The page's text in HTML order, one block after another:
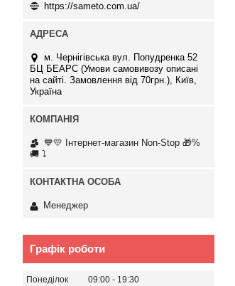
https://sameto.com.ua/
м. Чернігівська вул. Попудренка 52
БЦ БЕАРС (Умови самовивозу описані
на сайті. Замовлення від 70грн.), Київ,
Україна
💙💛 Інтернет-магазин Non-Stop 🎁%
🚚 ⤵
Менеджер
Графік роботи
Понеділок 09:00
19:30